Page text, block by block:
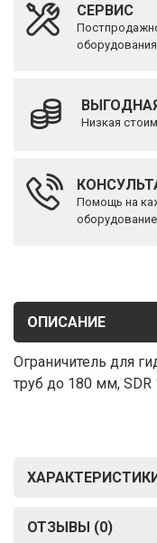
СЕРВИС
оборудования
Низкая
Помощь на
ОПИСАНИЕ
Ограничитель для
труб до 180 мм, SDR
ОТЗЫВЫ (0)